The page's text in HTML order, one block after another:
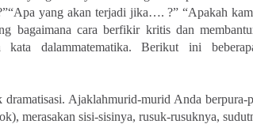
yang akan terjadi jika…. ?” “Apakah
bagaimana cara berfikir kritis dan
kata dalammatematika. Berikut ini
Ajaklahmurid-murid Anda berpura-
merasakan sisi-sisinya, rusuk-rusuknya,